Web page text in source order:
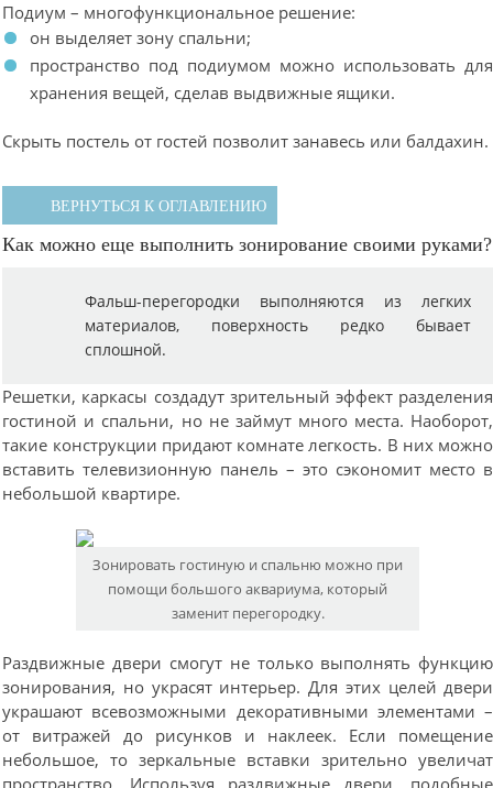
Подиум – многофункциональное решение:
он выделяет зону спальни;
пространство под подиумом можно использовать для
хранения вещей, сделав выдвижные ящики.
Скрыть постель от гостей позволит занавесь или балдахин.
ВЕРНУТЬСЯ К ОГЛАВЛЕНИЮ
Как можно еще выполнить зонирование своими руками?
Фальш-перегородки выполняются из легких
материалов, поверхность редко бывает
сплошной.
Решетки, каркасы создадут зрительный эффект разделения
гостиной и спальни, но не займут много места. Наоборот,
такие конструкции придают комнате легкость. В них можно
вставить телевизионную панель – это сэкономит место в
небольшой квартире.
Зонировать гостиную и спальню можно при
помощи большого аквариума, который
заменит перегородку.
Раздвижные двери смогут не только выполнять функцию
зонирования, но украсят интерьер. Для этих целей двери
украшают всевозможными декоративными элементами –
от витражей до рисунков и наклеек. Если помещение
небольшое, то зеркальные вставки зрительно увеличат
пространство. Используя раздвижные двери, подобные